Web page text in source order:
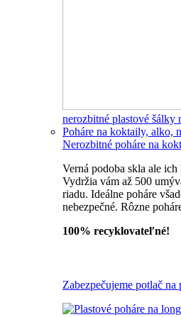
nerozbitné plastové šálky
Poháre na koktaily, alko,
Nerozbitné poháre na
Verná podoba skla ale
Vydržia vám až 500
riadu. Ideálne poháre
nebezpečné. Rôzne
100% recyklovateľné!
Zabezpečujeme potlač na